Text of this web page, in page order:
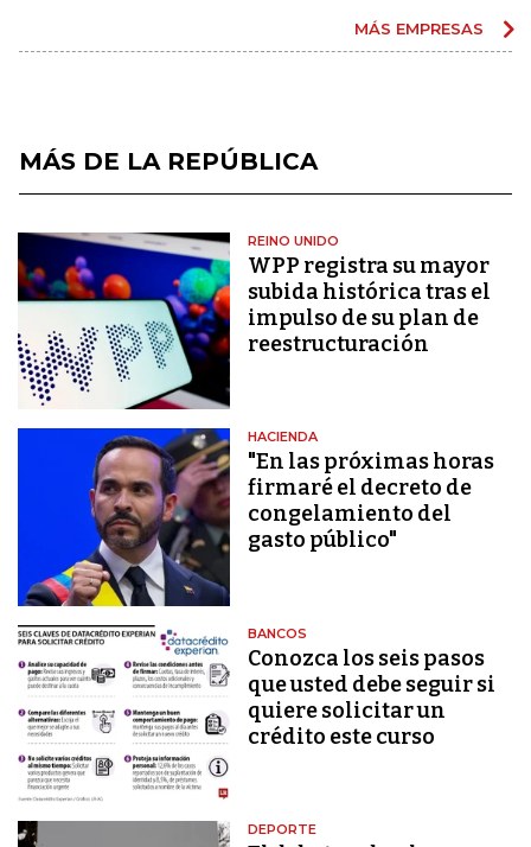
MÁS EMPRESAS
MÁS DE LA REPÚBLICA
REINO UNIDO
WPP registra su mayor
subida histórica tras el
impulso de su plan de
reestructuración
HACIENDA
"En las próximas horas
firmaré el decreto de
congelamiento del
gasto público"
BANCOS
Conozca los seis pasos
que usted debe seguir si
quiere solicitar un
crédito este curso
DEPORTE